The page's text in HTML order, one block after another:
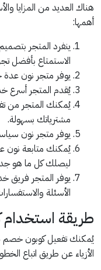
هناك العديد من المزايا
أهمها:
ينفرد المتجر
الاستمتاع بأفضل
يوفر متجر نون
يُقدم المتجر أسرع
يُمكنك المتجر من
مشترياتك بسهولة.
يوفر متجر نون
يُمكنك متابعة نون
ليصلك كل ما هو
يوفر المتجر فريق
الأسئلة
طريقة استخدام
يُمكنك تفعيل كوبون
الأزياء عن طريق اتباع